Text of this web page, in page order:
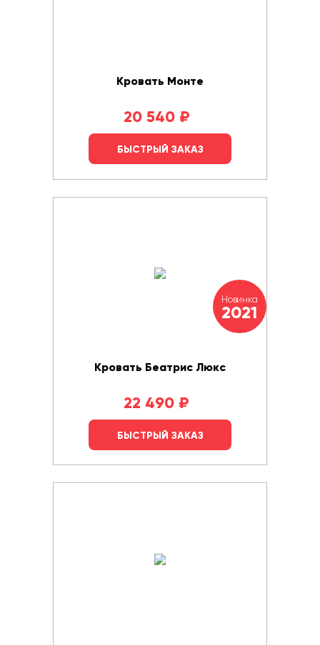
Кровать Монте
20 540 ₽
БЫСТРЫЙ ЗАКАЗ
Новинка
2021
Кровать Беатрис Люкс
22 490 ₽
БЫСТРЫЙ ЗАКАЗ